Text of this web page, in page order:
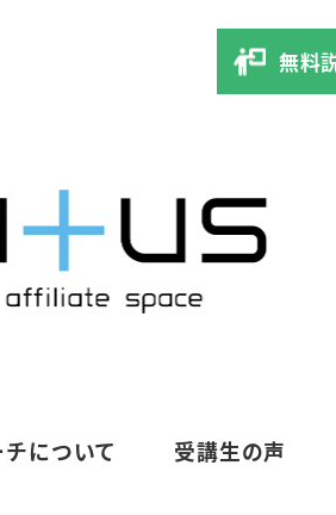
無料
チについて 受講生の声